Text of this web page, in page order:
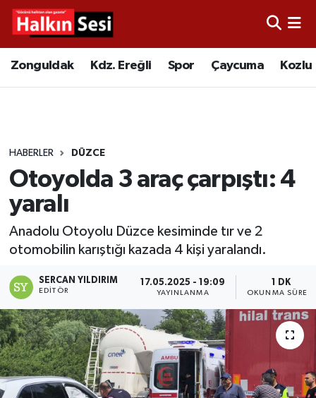
Zonguldak Kdz. Ereğli Spor Çaycuma Kozlu
HABERLER DÜZCE
Otoyolda 3 araç çarpıştı: 4
yaralı
Anadolu Otoyolu Düzce kesiminde tır ve 2
otomobilin karıştığı kazada 4 kişi yaralandı.
SERCAN YILDIRIM
EDITÖR
17.05.2025 - 19:09
YAYINLANMA
1 DK
OKUNMA SÜRESI
Video
Çaycuma
Alaplı
Asayiş
Devrek
Bolu
Merkez Hava Durumu
Tüm Manşetler
Son Dakika Haberleri